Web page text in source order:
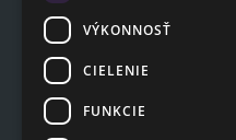
VÝKONNOSŤ
CIELENIE
FUNKCIE